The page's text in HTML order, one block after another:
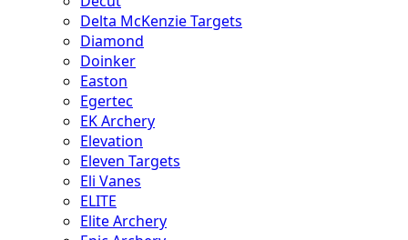
Delta McKenzie Targets
Diamond
Doinker
Easton
Egertec
EK Archery
Elevation
Eleven Targets
Eli Vanes
ELITE
Elite Archery